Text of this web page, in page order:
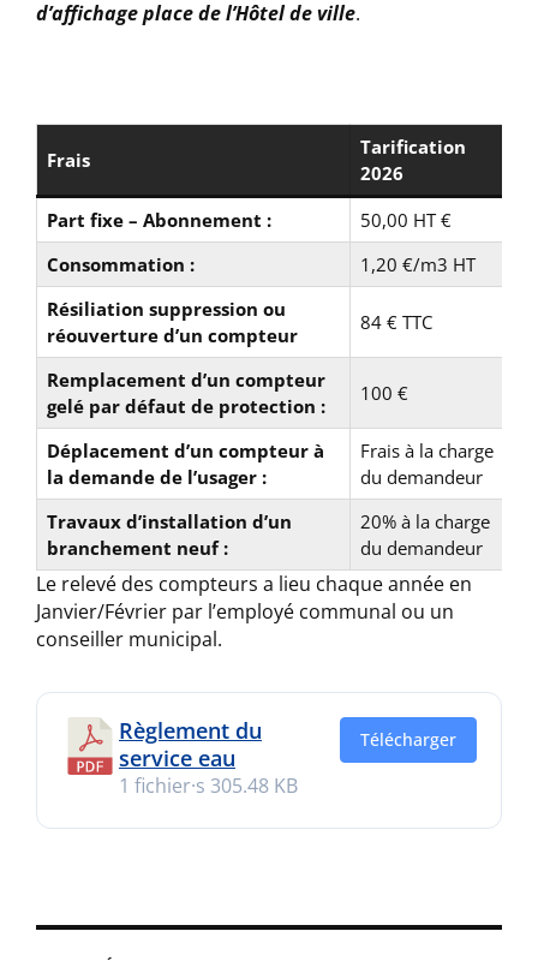
d’affichage place de l’Hôtel de ville.
Frais
Tarification
2026
Part fixe – Abonnement :
50,00 HT €
Consommation :
1,20 €/m3 HT
Résiliation suppression ou
réouverture d’un compteur
84 € TTC
Remplacement d’un compteur
gelé par défaut de protection :
100 €
Déplacement d’un compteur à
la demande de l’usager :
Frais à la charge
du demandeur
Travaux d’installation d’un
branchement neuf :
20% à la charge
du demandeur
Le relevé des compteurs a lieu chaque année en
Janvier/Février par l’employé communal ou un
conseiller municipal.
Règlement du
service eau
1 fichier·s 305.48 KB
Télécharger